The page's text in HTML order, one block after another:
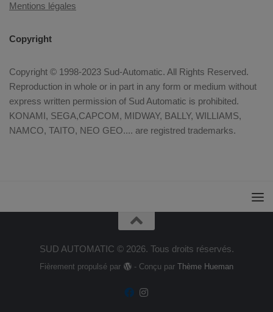
Mentions légales
Copyright
Copyright © 1998-2023 Sud-Automatic. All Rights Reserved.
Reproduction in whole or in part in any form or medium without
express written permission of Sud Automatic is prohibited.
KONAMI, SEGA,CAPCOM, MIDWAY, BALLY, WILLIAMS,
NAMCO, TAITO, NEO GEO.... are registred trademarks.
SUD AUTOMATIC © 2026. Tous droits réservés.
Fièrement propulsé par - Conçu par Thème Hueman